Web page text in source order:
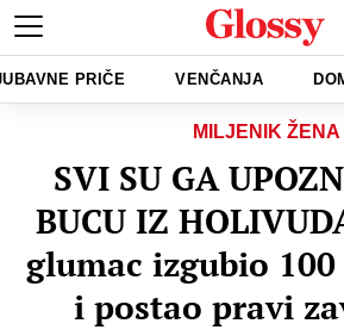
PRIČE VENČANJA
MILJENIK ŽENA
SVI SU GA
BUCU IZ
glumac izgubio
i postao pravi